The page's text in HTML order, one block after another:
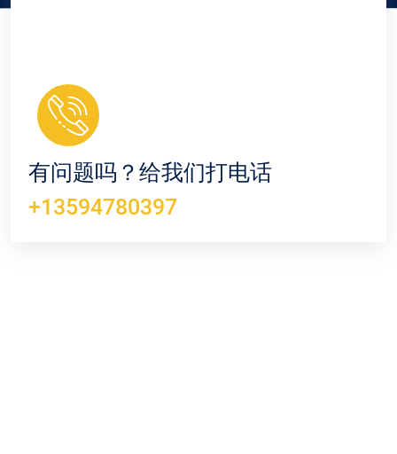
有问题吗？给我们打电话
+13594780397